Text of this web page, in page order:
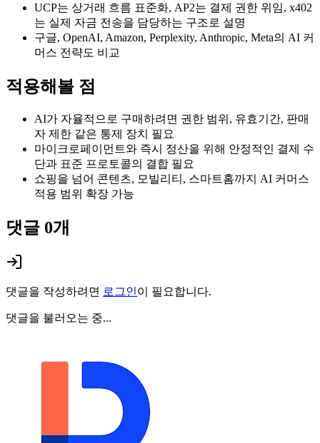
UCP는 상거래 흐름 표준화, AP2는 결제 권한 위임, x402
는 실제 자금 전송을 담당하는 구조로 설명
구글, OpenAI, Amazon, Perplexity, Anthropic, Meta의 AI 커
머스 전략도 비교
적용해볼 점
AI가 자율적으로 구매하려면 권한 범위, 유효기간, 판매
자 제한 같은 통제 장치 필요
마이크로페이먼트와 즉시 정산을 위해 안정적인 결제 수
단과 표준 프로토콜의 결합 필요
쇼핑을 넘어 콘텐츠, 모빌리티, 스마트홈까지 AI 커머스
적용 범위 확장 가능
댓글 0개
댓글을 작성하려면 로그인이 필요합니다.
댓글을 불러오는 중...